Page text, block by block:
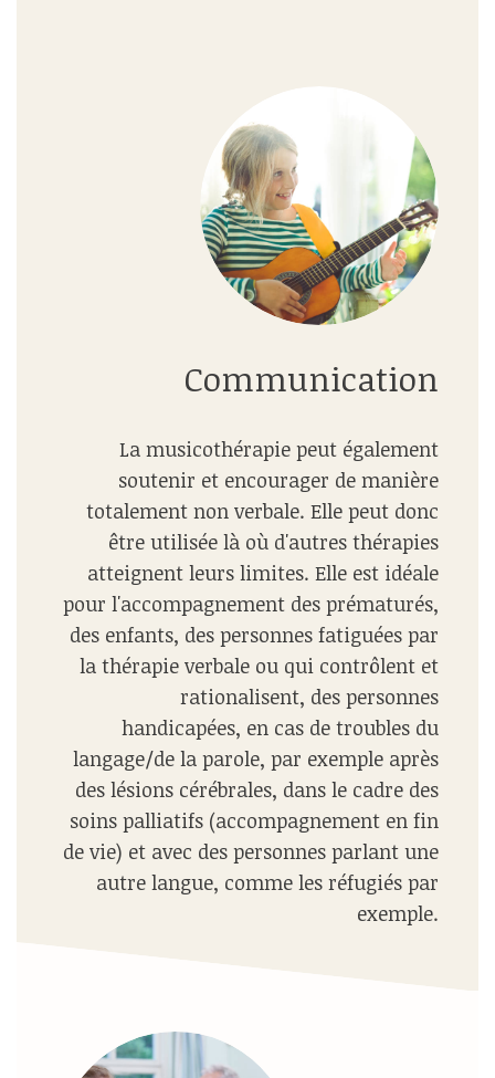
Communication
La musicothérapie peut également
soutenir et encourager de manière
totalement non verbale. Elle peut donc
être utilisée là où d'autres thérapies
atteignent leurs limites. Elle est idéale
pour l'accompagnement des prématurés,
des enfants, des personnes fatiguées par
la thérapie verbale ou qui contrôlent et
rationalisent, des personnes
handicapées, en cas de troubles du
langage/de la parole, par exemple après
des lésions cérébrales, dans le cadre des
soins palliatifs (accompagnement en fin
de vie) et avec des personnes parlant une
autre langue, comme les réfugiés par
exemple.